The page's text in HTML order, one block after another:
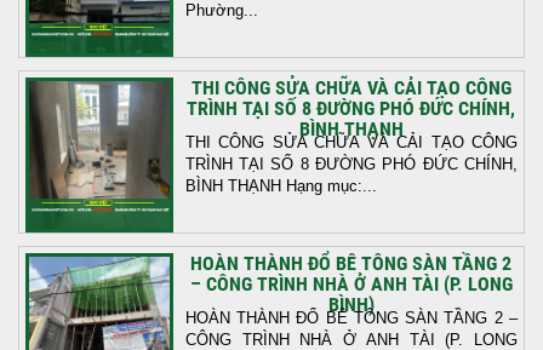
Phường...
THI CÔNG SỬA CHỮA VÀ CẢI TẠO CÔNG
TRÌNH TẠI SỐ 8 ĐƯỜNG PHÓ ĐỨC CHÍNH,
BÌNH THẠNH
THI CÔNG SỬA CHỮA VÀ CẢI TẠO CÔNG
TRÌNH TẠI SỐ 8 ĐƯỜNG PHÓ ĐỨC CHÍNH,
BÌNH THẠNH Hạng mục:...
HOÀN THÀNH ĐỔ BÊ TÔNG SÀN TẦNG 2
– CÔNG TRÌNH NHÀ Ở ANH TÀI (P. LONG
BÌNH)
HOÀN THÀNH ĐỔ BÊ TÔNG SÀN TẦNG 2 –
CÔNG TRÌNH NHÀ Ở ANH TÀI (P. LONG